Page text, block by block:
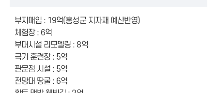
부지매입 : 19억(홍성군 지자재 예산반영)
체험장 : 6억
부대시설 리모델링 : 8억
극기 훈련장 : 5억
판문점 시설 : 5억
전망대 땅굴 : 6억